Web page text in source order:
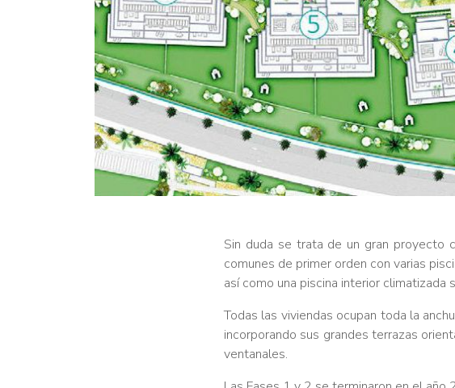
Sin duda se trata de un gran proyecto
comunes de primer orden con varias
así como una piscina interior climatizada
Todas las viviendas ocupan toda la
incorporando sus grandes terrazas
ventanales.